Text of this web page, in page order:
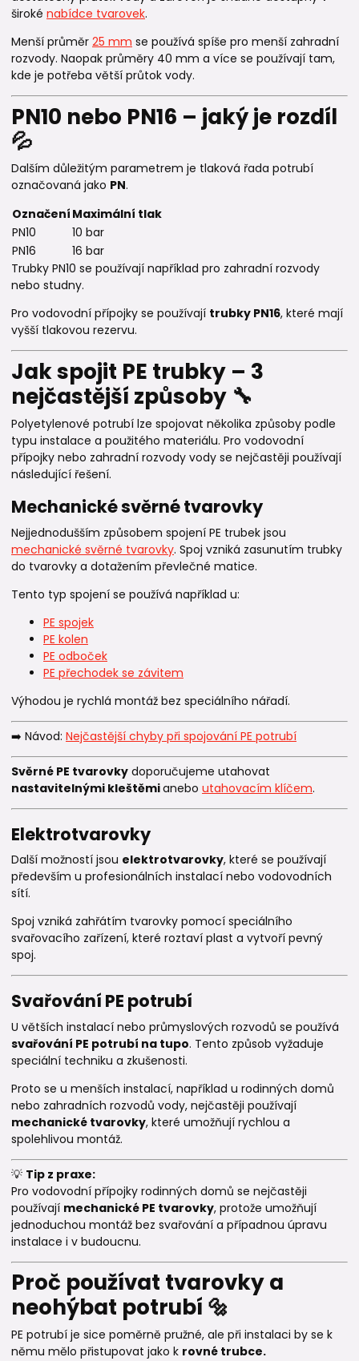
široké nabídce tvarovek.
Menší průměr 25 mm se používá spíše pro menší zahradní
rozvody. Naopak průměry 40 mm a více se používají tam,
kde je potřeba větší průtok vody.
PN10 nebo PN16 – jaký je rozdíl
💦
Dalším důležitým parametrem je tlaková řada potrubí
označovaná jako PN.
Označení Maximální tlak
PN10
10 bar
PN16
16 bar
Trubky PN10 se používají například pro zahradní rozvody
nebo studny.
Pro vodovodní přípojky se používají trubky PN16, které mají
vyšší tlakovou rezervu.
Jak spojit PE trubky – 3
nejčastější způsoby 🔧
Polyetylenové potrubí lze spojovat několika způsoby podle
typu instalace a použitého materiálu. Pro vodovodní
přípojky nebo zahradní rozvody vody se nejčastěji používají
následující řešení.
Mechanické svěrné tvarovky
Nejjednodušším způsobem spojení PE trubek jsou
mechanické svěrné tvarovky. Spoj vzniká zasunutím trubky
do tvarovky a dotažením převlečné matice.
Tento typ spojení se používá například u:
PE spojek
PE kolen
PE odboček
PE přechodek se závitem
Výhodou je rychlá montáž bez speciálního nářadí.
➡️ Návod: Nejčastější chyby při spojování PE potrubí
Svěrné PE tvarovky doporučujeme utahovat
nastavitelnými kleštěmianebo utahovacím klíčem.
Elektrotvarovky
Další možností jsou elektrotvarovky, které se používají
především u profesionálních instalací nebo vodovodních
sítí.
Spoj vzniká zahřátím tvarovky pomocí speciálního
svařovacího zařízení, které roztaví plast a vytvoří pevný
spoj.
Svařování PE potrubí
U větších instalací nebo průmyslových rozvodů se používá
svařování PE potrubí na tupo. Tento způsob vyžaduje
speciální techniku a zkušenosti.
Proto se u menších instalací, například u rodinných domů
nebo zahradních rozvodů vody, nejčastěji používají
mechanické tvarovky, které umožňují rychlou a
spolehlivou montáž.
💡 Tip z praxe:
Pro vodovodní přípojky rodinných domů se nejčastěji
používají mechanické PE tvarovky, protože umožňují
jednoduchou montáž bez svařování a případnou úpravu
instalace i v budoucnu.
Proč používat tvarovky a
neohýbat potrubí 🔩
PE potrubí je sice poměrně pružné, ale při instalaci by se k
němu mělo přistupovat jako k rovné trubce.